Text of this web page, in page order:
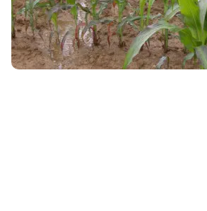
d’apporter le phosphore, élément peu...
07 AVR. 2016